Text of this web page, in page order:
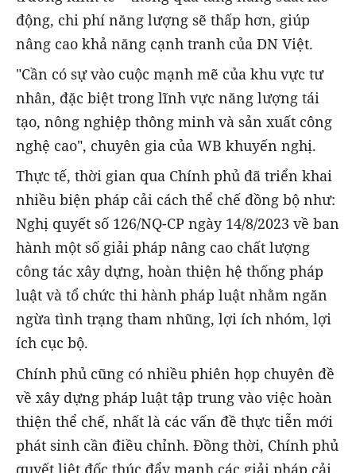
động, chi phí năng lượng sẽ thấp hơn, giúp
nâng cao khả năng cạnh tranh của DN Việt.
"Cần có sự vào cuộc mạnh mẽ của khu vực tư
nhân, đặc biệt trong lĩnh vực năng lượng tái
tạo, nông nghiệp thông minh và sản xuất công
nghệ cao", chuyên gia của WB khuyến nghị.
Thực tế, thời gian qua Chính phủ đã triển khai
nhiều biện pháp cải cách thể chế đồng bộ như:
Nghị quyết số 126/NQ-CP ngày 14/8/2023 về ban
hành một số giải pháp nâng cao chất lượng
công tác xây dựng, hoàn thiện hệ thống pháp
luật và tổ chức thi hành pháp luật nhằm ngăn
ngừa tình trạng tham nhũng, lợi ích nhóm, lợi
ích cục bộ.
Chính phủ cũng có nhiều phiên họp chuyên đề
về xây dựng pháp luật tập trung vào việc hoàn
thiện thể chế, nhất là các vấn đề thực tiễn mới
phát sinh cần điều chỉnh. Đồng thời, Chính phủ
quyết liệt đốc thúc đẩy mạnh các giải pháp cải